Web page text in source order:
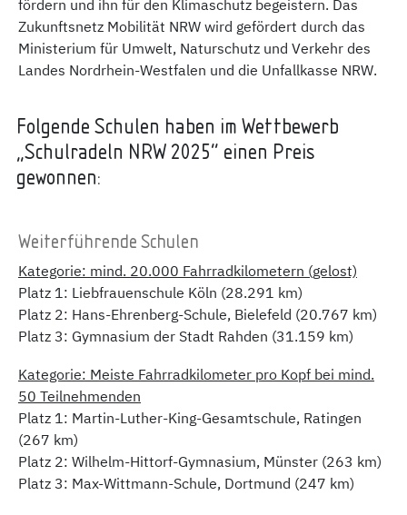
fördern und ihn für den Klimaschutz begeistern. Das
Zukunftsnetz Mobilität NRW wird gefördert durch das
Ministerium für Umwelt, Naturschutz und Verkehr des
Landes Nordrhein-Westfalen und die Unfallkasse NRW.
Folgende Schulen haben im Wettbewerb
„Schulradeln NRW 2025“ einen Preis
gewonnen:
Weiterführende Schulen
Kategorie: mind. 20.000 Fahrradkilometern (gelost)
Platz 1: Liebfrauenschule Köln (28.291 km)
Platz 2: Hans-Ehrenberg-Schule, Bielefeld (20.767 km)
Platz 3: Gymnasium der Stadt Rahden (31.159 km)
Kategorie: Meiste Fahrradkilometer pro Kopf bei mind.
50 Teilnehmenden
Platz 1: Martin-Luther-King-Gesamtschule, Ratingen
(267 km)
Platz 2: Wilhelm-Hittorf-Gymnasium, Münster (263 km)
Platz 3: Max-Wittmann-Schule, Dortmund (247 km)